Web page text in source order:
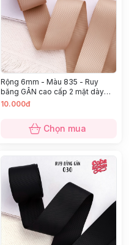
Rộng 6mm - Màu 835 - Ruy
băng GÂN cao cấp 2 mặt dày
dặn
10.000đ
Chọn mua